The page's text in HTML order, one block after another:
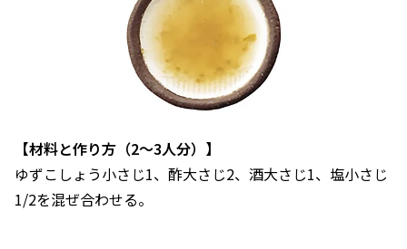
【材料と作り方（2～3人分）】
ゆずこしょう小さじ1、酢大さじ2、酒大さじ1、塩小さじ
1/2を混ぜ合わせる。